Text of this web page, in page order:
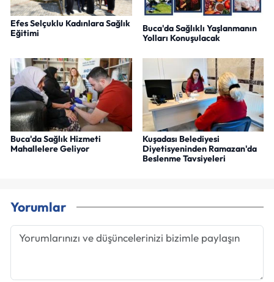
Efes Selçuklu Kadınlara Sağlık
Eğitimi
Buca'da Sağlıklı Yaşlanmanın
Yolları Konuşulacak
Buca'da Sağlık Hizmeti
Mahallelere Geliyor
Kuşadası Belediyesi
Diyetisyeninden Ramazan'da
Beslenme Tavsiyeleri
Yorumlar